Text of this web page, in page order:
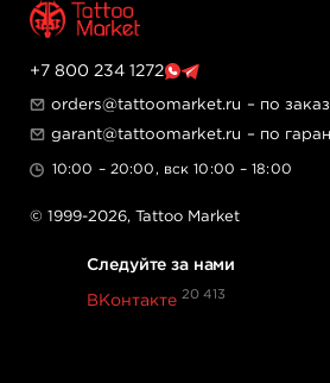
+7 800 234 1272
orders@tattoomarket.ru – по
garant@tattoomarket.ru – по
10:00 – 20:00, вск 10:00 – 18:00
© 1999-2026, Tattoo Market
Следуйте за нами
ВКонтакте 20 413